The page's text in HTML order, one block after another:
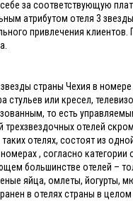
за соответствующую
атрибутом отеля 3
привлечения
звезды страны Чехия в
стульев или кресел,
то есть
трехзвездочных отелей
отелях, состоят из
, согласно
большинстве отелей –
яйца, омлеты, йогурты,
в отелях страны в